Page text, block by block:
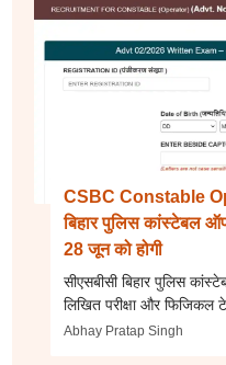
CSBC Constable
बिहार पुलिस कांस्टेबल
28 जून को होगी
सीएसबीसी बिहार पुलिस
लिखित परीक्षा और फिजिकल
Abhay Pratap Singh